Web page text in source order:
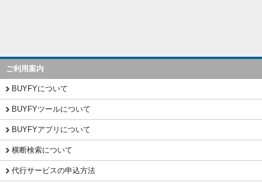
ご利用案内
BUYFYについて
BUYFYツールについて
BUYFYアプリについて
横断検索について
代行サービスの申込方法